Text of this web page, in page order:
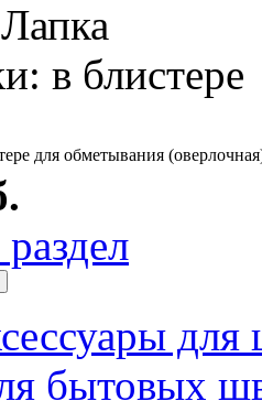
в блистере
для обметывания
бытовых